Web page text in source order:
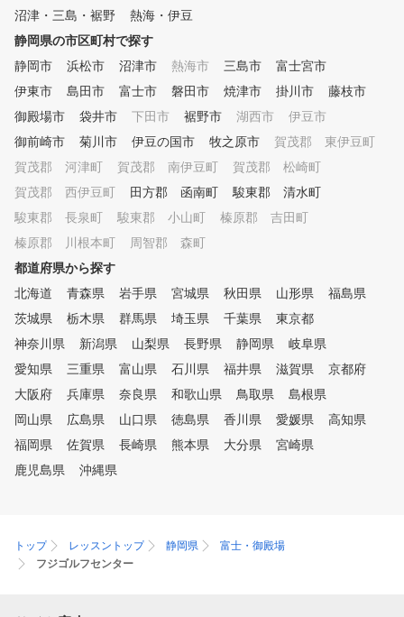
過去最高のスコアや飛距離アッ
プを目指せます！ インドアゴ
ルフパークトレゴルでワンラン
ク上のライフスタイルを手に入
・地域最大級10打席完備で混雑
なく楽しめる 「練習したいけ
ど空いていない・・」そんなお
悩みを最大限解消するノンスト
レスな練習環境を実現。 ・完
全予約制なので待ち時間なく好
のスマホから簡単に予約可能。
当日予約も可能な完全予約制な
のでちょっとした空き時間など
にすぐ練習ができる！ ・24時
間365日好きな時間に練習でき
る 入退館管理や死角のない防
してご利用いただけます。 ・
プロコーチ所属なので月会費内
で手軽にワンポイントレッスン
を受けられる ・無料駐車場完
備で通いやすい 200台の無料駐
車場完備。屋根付駐車場もある
いただけます。 ・レンタル用
を全て無料レンタルできます。
沼津・三島・裾野
熱海・伊豆
静岡県の市区町村で探す
静岡市
浜松市 沼津市 熱海市 三島市
富士宮市
伊東市
島田市 富士市 磐田市 焼津市 掛川市
藤枝市
御殿場市
袋井市 下田市 裾野市 湖西市
伊豆市
御前崎市
菊川市 伊豆の国市 牧之原市
賀茂郡 東伊豆町
賀茂郡 河津町
賀茂郡 南伊豆町
賀茂郡 松崎町
賀茂郡 西伊豆町
田方郡 函南町
駿東郡 清水町
駿東郡 長泉町
駿東郡 小山町
榛原郡 吉田町
榛原郡 川根本町
周智郡 森町
都道府県から探す
北海道
青森県 岩手県 宮城県 秋田県 山形県
福島県
茨城県
栃木県 群馬県 埼玉県 千葉県
東京都
神奈川県
新潟県 山梨県 長野県 静岡県
岐阜県
愛知県
三重県 富山県 石川県 福井県 滋賀県
京都府
大阪府
兵庫県 奈良県 和歌山県 鳥取県
島根県
岡山県
広島県 山口県 徳島県 香川県 愛媛県
高知県
福岡県
佐賀県 長崎県 熊本県 大分県
宮崎県
鹿児島県
沖縄県
トップ レッスントップ 静岡県
富士・御殿場
フジゴルフセンター